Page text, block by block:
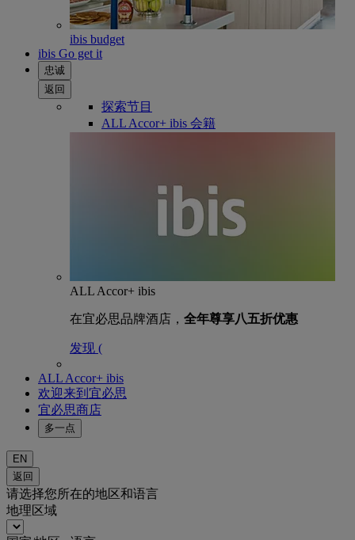
ibis budget
ibis Go get it
忠诚
返回
探索节目
ALL Accor+ ibis 会籍
ALL Accor+ ibis
在宜必思品牌酒店， 全年尊享八五折优惠
发现 (
ALL Accor+ ibis
欢迎来到宜必思
宜必思商店
多一点
EN
返回
请选择您所在的地区和语言
地理区域